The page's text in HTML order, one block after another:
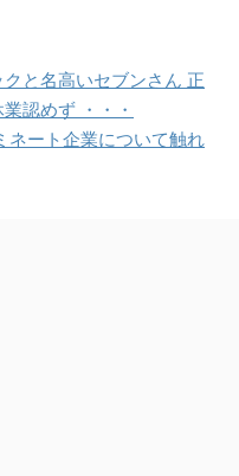
クと名高いセブンさん 正
認めず ・・・
ネート企業について触れ